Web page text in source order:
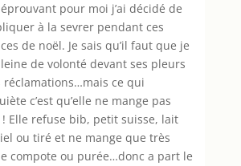
pour moi j’ai décidé de
à la sevrer pendant ces
de noël. Je sais qu’il faut que je
de volonté devant ses pleurs
réclamations…mais ce qui
c’est qu’elle ne mange pas
! Elle refuse bib, petit suisse, lait
ou tiré et ne mange que très
compote ou purée…donc a part le